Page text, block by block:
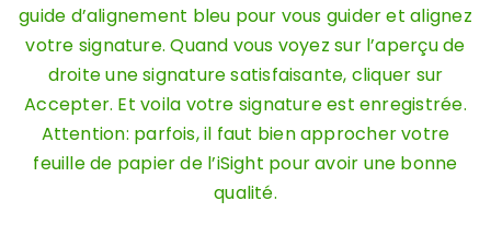
guide d’alignement bleu pour vous guider et alignez
votre signature. Quand vous voyez sur l’aperçu de
droite une signature satisfaisante, cliquer sur
Accepter. Et voila votre signature est enregistrée.
Attention: parfois, il faut bien approcher votre
feuille de papier de l’iSight pour avoir une bonne
qualité.